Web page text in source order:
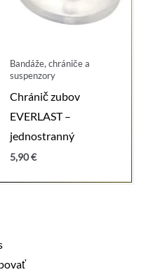
Bandáže, chrániče a
suspenzory
Chránič zubov
EVERLAST –
jednostranný
5,90€